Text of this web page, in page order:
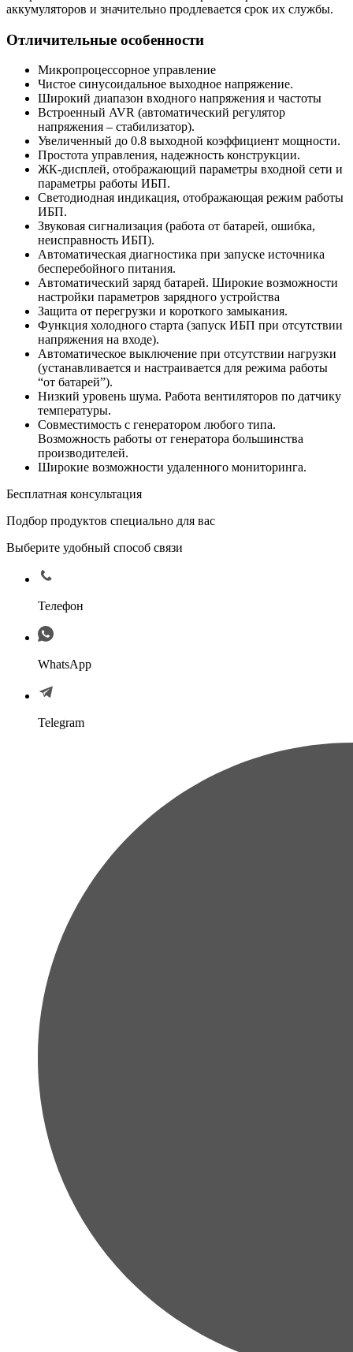
аккумуляторов и значительно продлевается срок их службы.
Отличительные особенности
Микропроцессорное управление
Чистое синусоидальное выходное напряжение.
Широкий диапазон входного напряжения и частоты
Встроенный AVR (автоматический регулятор
напряжения – стабилизатор).
Увеличенный до 0.8 выходной коэффициент мощности.
Простота управления, надежность конструкции.
ЖК-дисплей, отображающий параметры входной сети и
параметры работы ИБП.
Светодиодная индикация, отображающая режим работы
ИБП.
Звуковая сигнализация (работа от батарей, ошибка,
неисправность ИБП).
Автоматическая диагностика при запуске источника
бесперебойного питания.
Автоматический заряд батарей. Широкие возможности
настройки параметров зарядного устройства
Защита от перегрузки и короткого замыкания.
Функция холодного старта (запуск ИБП при отсутствии
напряжения на входе).
Автоматическое выключение при отсутствии нагрузки
(устанавливается и настраивается для режима работы
“от батарей”).
Низкий уровень шума. Работа вентиляторов по датчику
температуры.
Совместимость с генератором любого типа.
Возможность работы от генератора большинства
производителей.
Широкие возможности удаленного мониторинга.
Бесплатная консультация
Подбор продуктов специально для вас
Выберите удобный способ связи
Телефон
WhatsApp
Telegram